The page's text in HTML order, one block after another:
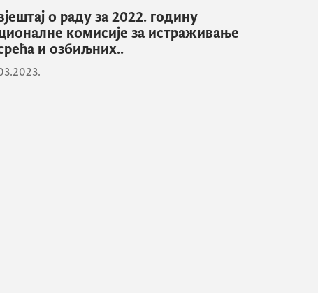
о раду за 2022. годину
комисије за истраживање
и озбиљних..